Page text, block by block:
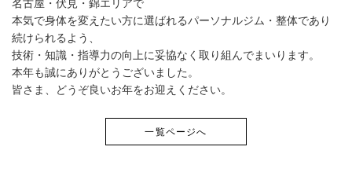
名古屋・伏見・錦エリアで
本気で身体を変えたい方に選ばれるパーソナルジム・整体であり
続けられるよう、
技術・知識・指導力の向上に妥協なく取り組んでまいります。
本年も誠にありがとうございました。
皆さま、どうぞ良いお年をお迎えください。
一覧ページへ